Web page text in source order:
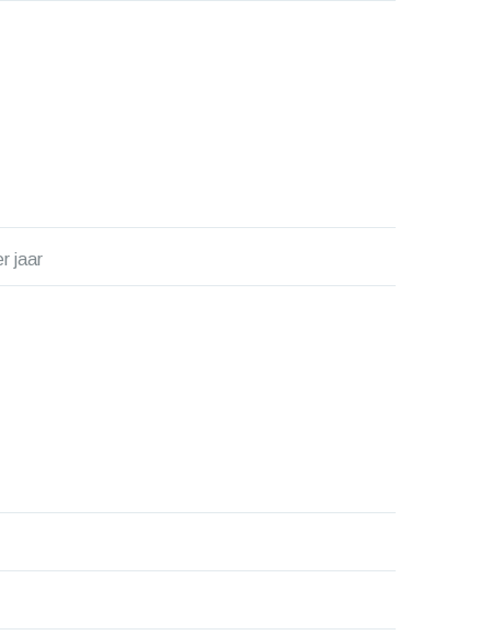
jaar